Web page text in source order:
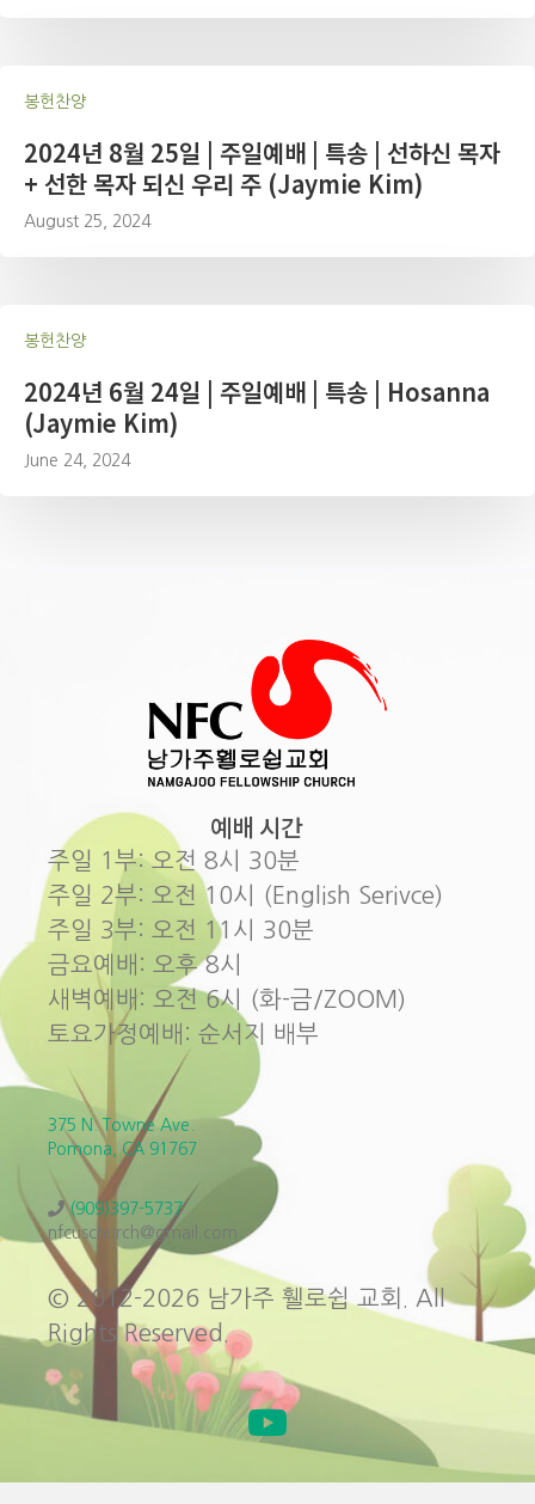
봉헌찬양
2024년 8월 25일 | 주일예배 | 특송 | 선하신 목자
+ 선한 목자 되신 우리 주 (Jaymie Kim)
August 25, 2024
봉헌찬양
2024년 6월 24일 | 주일예배 | 특송 | Hosanna
(Jaymie Kim)
June 24, 2024
예배 시간
주일 1부: 오전 8시 30분
주일 2부: 오전 10시 (English Serivce)
주일 3부: 오전 11시 30분
금요예배: 오후 8시
새벽예배: 오전 6시 (화-금/ZOOM)
토요가정예배: 순서지 배부
375 N. Towne Ave.
Pomona, CA 91767
(909)397-5737
nfcuschurch@gmail.com
© 2012-2026 남가주 휄로쉽 교회. All
Rights Reserved.